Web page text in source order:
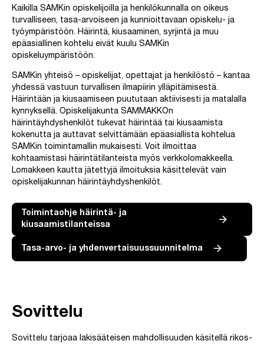
Kaikilla SAMKin opiskelijoilla ja henkilökunnalla on oikeus
turvalliseen, tasa-arvoiseen ja kunnioittavaan opiskelu- ja
työympäristöön. Häirintä, kiusaaminen, syrjintä ja muu
epäasiallinen kohtelu eivät kuulu SAMKin
opiskeluympäristöön.
SAMKin yhteisö – opiskelijat, opettajat ja henkilöstö – kantaa
yhdessä vastuun turvallisen ilmapiirin ylläpitämisestä.
Häirintään ja kiusaamiseen puututaan aktiivisesti ja matalalla
kynnyksellä. Opiskelijakunta SAMMAKKOn
häirintäyhdyshenkilöt tukevat häirintää tai kiusaamista
kokenutta ja auttavat selvittämään epäasiallista kohtelua
SAMKin toimintamallin mukaisesti. Voit ilmoittaa
kohtaamistasi häirintätilanteista myös verkkolomakkeella.
Lomakkeen kautta jätettyjä ilmoituksia käsittelevät vain
opiskelijakunnan häirintäyhdyshenkilöt.
Toimintaohje häirintä- ja
kiusaamistilanteissa
Tasa-arvo- ja yhdenvertaisuussuunnitelma
Sovittelu
Sovittelu tarjoaa lakisääteisen mahdollisuuden käsitellä rikos-